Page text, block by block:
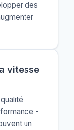
des
vitesse
-
un